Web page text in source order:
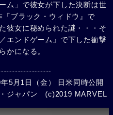
ム」で彼女が下した決断は世
ブラック・ウィドウ』で
彼女に秘められた謎・・・そ
エンドゲーム』で下した衝撃
かになる。
5月1日（金） 日米同時公開
ジャパン (c)2019 MARVEL